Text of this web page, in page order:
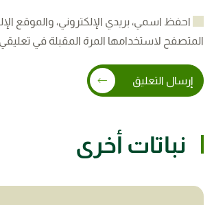
احفظ اسمي، بريدي الإلكتروني، والموقع
المتصفح لاستخدامها المرة المقبلة في
إرسال التعليق
نباتات أخرى